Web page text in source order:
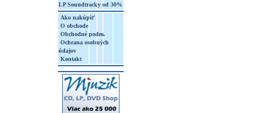
LP Soundtracky od 30%
Ako nakúpiť
O obchode
Obchodné podm.
Ochrana osobných
údajov
Kontakt